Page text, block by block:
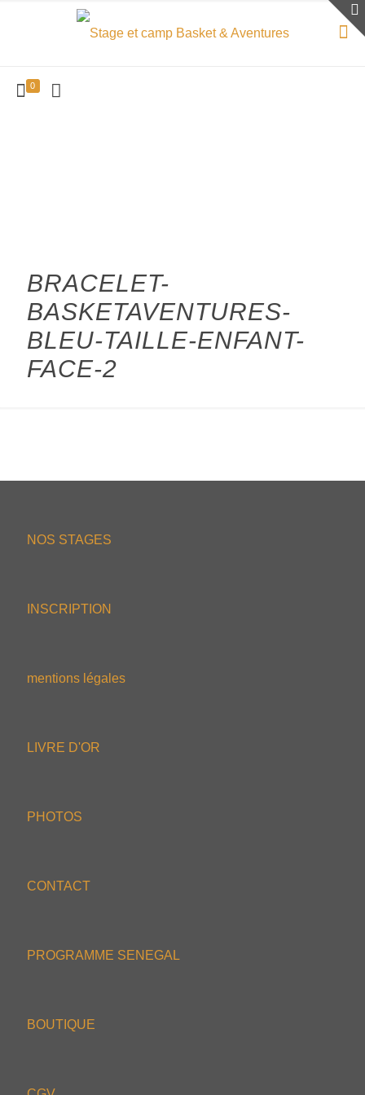
0
BRACELET-
BASKETAVENTURES-
BLEU-TAILLE-ENFANT-
FACE-2
NOS STAGES
INSCRIPTION
mentions légales
LIVRE D'OR
PHOTOS
CONTACT
PROGRAMME SENEGAL
BOUTIQUE